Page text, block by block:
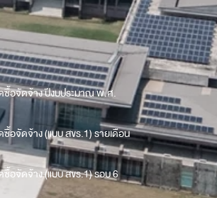
ซื้อจัดจ้าง ปีงบประมาณ พ.ศ.
อจัดจ้าง (แบบ สขร.1) รายเดือน
อจัดจ้าง (แบบ สขร.1) รอบ 6